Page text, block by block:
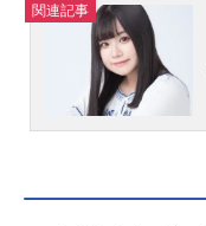
関連記事